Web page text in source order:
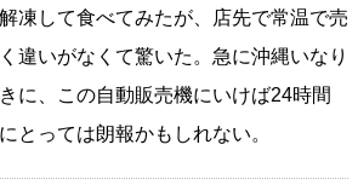
凍して食べてみたが、店先で常温で売
違いがなくて驚いた。急に沖縄いなり
に、この自動販売機にいけば24時間
とっては朗報かもしれない。